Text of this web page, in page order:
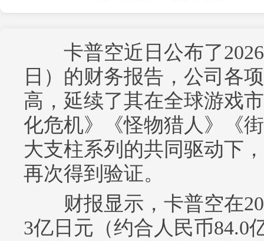
卡普空近日公布了2026
日）的财务报告，公司各
高，延续了其在全球游戏
化危机》《怪物猎人》《
大支柱系列的共同驱动下
再次得到验证。
财报显示，卡普空在
3亿日元（约合人民币84.0